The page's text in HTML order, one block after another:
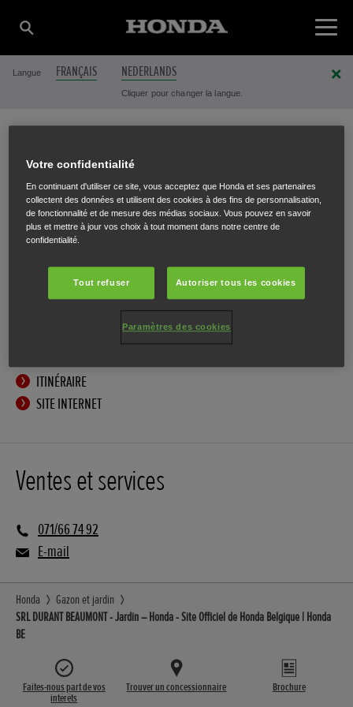
Langue FRANÇAIS NEDERLANDS
Cliquer pour changer la langue.
DURANT AGRICOLE &
JARDIN SRL/BV
Chaussée de Mons 30,Beaumont ,6500
ITINÉRAIRE
SITE INTERNET
Ventes et services
071/66 74 92
E-mail
Honda
Gazon et jardin
SRL DURANT BEAUMONT - Jardin – Honda - Site Officiel de Honda Belgique | Honda
BE
Faites-nous part de vos
intérêts
Trouver un concessionnaire Brochure
Votre confidentialité
En continuant d'utiliser ce site, vous acceptez que Honda et ses partenaires
collectent des données et utilisent des cookies à des fins de personnalisation,
de fonctionnalité et de mesure des médias sociaux. Vous pouvez en savoir
plus et mettre à jour vos choix à tout moment dans notre centre de
confidentialité.
Tout refuser Autoriser tous les cookies
Paramètres des cookies